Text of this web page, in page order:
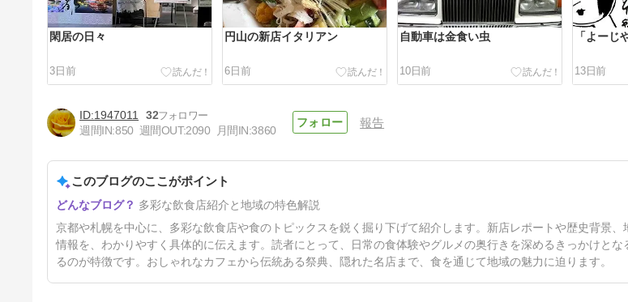
閑居の日々
3日前
円山の新店イタリアン
6日前
自動車は金食い虫
10日前
「よーじ
13日前
不動産の指値って
17日前
1947011
32
週間IN:850 週間OUT:2090 月間IN:3860
報告
このブログのここがポイント
多彩な飲食店紹介と地域の特色解説
京都や札幌を中心に、多彩な飲食店や食のトピックスを鋭く掘り下げて紹介します。新店レポートや歴史背景、
情報を、わかりやすく具体的に伝えます。読者にとって、日常の食体験やグルメの奥行きを深めるきっかけとな
るのが特徴です。おしゃれなカフェから伝統ある祭典、隠れた名店まで、食を通じて地域の魅力に迫ります。